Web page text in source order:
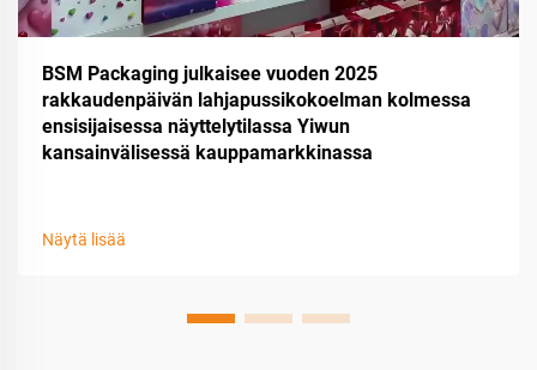
BSM Packaging julkaisee vuoden 2025
rakkaudenpäivän lahjapussikokoelman kolmessa
ensisijaisessa näyttelytilassa Yiwun
kansainvälisessä kauppamarkkinassa
Näytä lisää